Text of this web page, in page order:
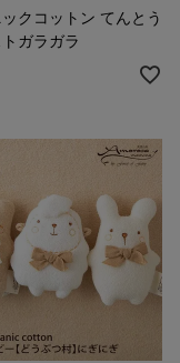
クコットン てんとう
ガラガラ